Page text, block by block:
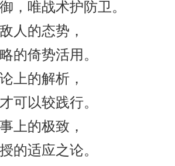
，唯战术护防卫。
人的态势，
的倚势活用。
上的解析，
可以较践行。
上的极致，
的适应之论。